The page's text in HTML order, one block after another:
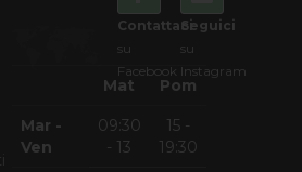
Mat Pom
Mar -
Ven
09:30
- 13
15 -
19:30
Contattaci
su
Facebook
Seguici
su
Instagram